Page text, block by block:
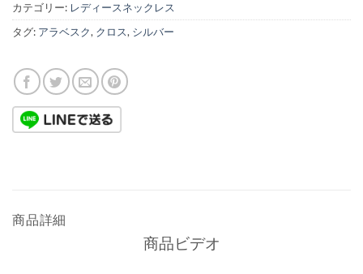
カテゴリー: レディースネックレス
タグ: アラベスク, クロス, シルバー
商品詳細
商品ビデオ